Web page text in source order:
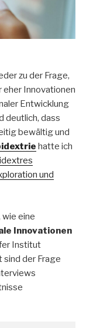
zu der Frage,
eher Innovationen
Entwicklung
deutlich, dass
bewältig und
hatte ich
und
wie eine
Innovationen
Institut
der Frage